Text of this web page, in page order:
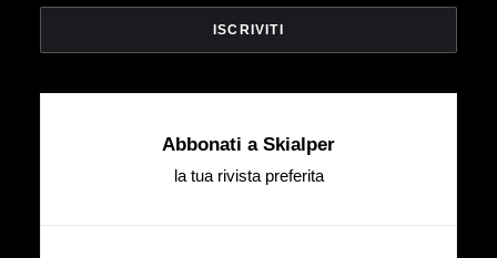
Abbonati a Skialper
la tua rivista preferita